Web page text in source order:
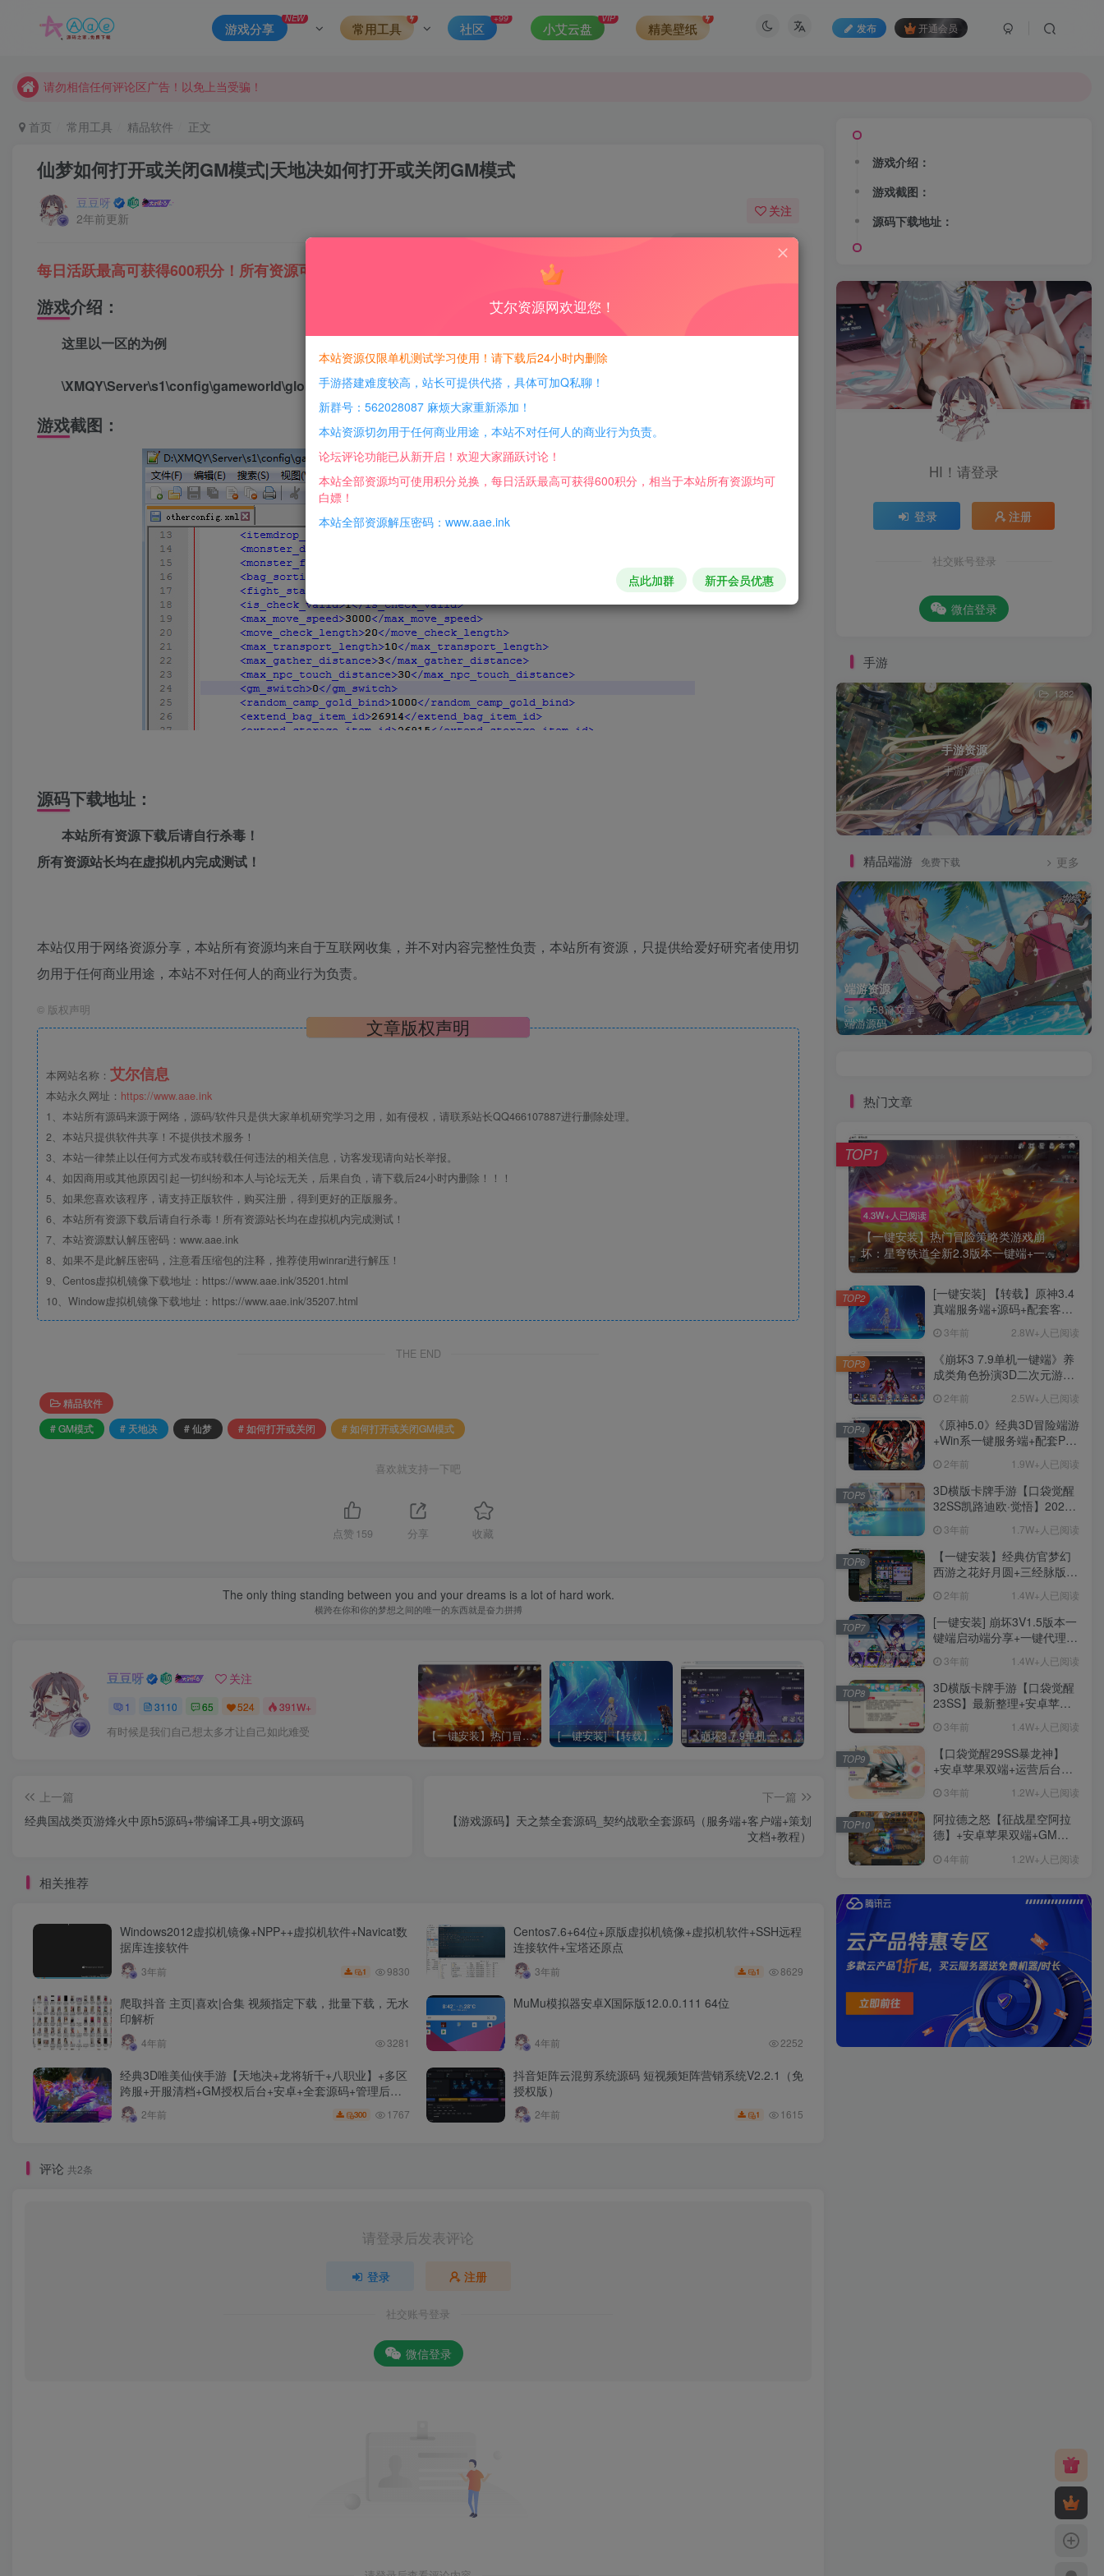
发布 开通会员
游戏分享
NEW
常用工具 社区
+99
小艾云盘
VIP
精美壁纸
本站一律禁止以任何方式发布或转载任何违法的相关信息，访客发现请向站长举报
请勿相信任何评论区广告！以免上当受骗！
首页 常用工具 精品软件 正文
仙梦如何打开或关闭GM模式|天地决如何打开或关闭GM模式
豆豆呀
2年前更新
关注
每日活跃最高可获得600积分！所有资源可以使用积分免费兑换！
游戏介绍：
这里以一区的为例
\XMQY\Server\s1\config\gameworld\globalconfig\otherconfig.xml文件中将gm_switch改为1是开启改为0是关闭
游戏截图：
源码下载地址：
本站所有资源下载后请自行杀毒！
所有资源站长均在虚拟机内完成测试！
本站仅用于网络资源分享，本站所有资源均来自于互联网收集，并不对内容完整性负责，本站所有资源，只提供给爱好研究者使用切
勿用于任何商业用途，本站不对任何人的商业行为负责。
© 版权声明
文章版权声明
本网站名称： 艾尔信息
本站永久网址： https://www.aae.ink
1、本站所有源码来源于网络，源码/软件只是供大家单机研究学习之用，如有侵权，请联系站长QQ466107887进行删除处理。
2、本站只提供软件共享！不提供技术服务！
3、本站一律禁止以任何方式发布或转载任何违法的相关信息，访客发现请向站长举报。
4、如因商用或其他原因引起一切纠纷和本人与论坛无关，后果自负，请下载后24小时内删除！！！
5、如果您喜欢该程序，请支持正版软件，购买注册，得到更好的正版服务。
6、本站所有资源下载后请自行杀毒！所有资源站长均在虚拟机内完成测试！
7、本站资源默认解压密码：www.aae.ink
8、如果不是此解压密码，注意看压缩包的注释，推荐使用winrar进行解压！
9、Centos虚拟机镜像下载地址：https://www.aae.ink/35201.html
10、Window虚拟机镜像下载地址：https://www.aae.ink/35207.html
THE END
精品软件
# GM模式
# 天地决 # 仙梦 # 如何打开或关闭 # 如何打开或关闭GM模式
喜欢就支持一下吧
点赞 159 分享 收藏
The only thing standing between you and your dreams is a lot of hard work.
横跨在你和你的梦想之间的唯一的东西就是奋力拼搏
豆豆呀 关注
1 3110 65 524 391W+
有时候是我们自己想太多才让自己如此难受 【一键安装】热门冒险策略类游戏崩坏：星穹铁道全新2.3版本一键端+一键代理+一键启动+免虚拟机 [一键安装] 【转载】原神3.4真端服务端+源码+配套客户端+详尽说明+GM工具+源码说明文件 《崩坏3 7.9单机一键端》养成类角色扮演3D二次元游戏、单机一键端、全角色可用、无限资源、附带保姆级安装教程 《原神5.0》经典3D冒险端游+Win系一键服务端+配套PC客户端+新版割草机+全系卡池文件 3D横版卡牌手游【口袋觉醒32SS凯路迪欧·觉悟】2023整理Centos手工端服务端+支付对接+安卓苹果双端+运营后台+GM授权后台+代理后台
上一篇
经典国战类页游烽火中原h5源码+带编译工具+明文源码
下一篇
【游戏源码】天之禁全套源码_契约战歌全套源码（服务端+客户端+策划
文档+教程）
相关推荐
Windows2012虚拟机镜像+NPP++虚拟机软件+Navicat数
据库连接软件
3年前 1 9830
Centos7.6+64位+原版虚拟机镜像+虚拟机软件+SSH远程
连接软件+宝塔还原点
3年前 1 8629
爬取抖音 主页|喜欢|合集 视频指定下载，批量下载，无水
印解析
4年前 3281
MuMu模拟器安卓X国际版12.0.0.111 64位
4年前 2252
经典3D唯美仙侠手游【天地决+龙将斩千+八职业】+多区
跨服+开服清档+GM授权后台+安卓+全套源码+管理后台
+详细搭建教程
2年前 300 1767
抖音矩阵云混剪系统源码 短视频矩阵营销系统V2.2.1（免
授权版）
2年前 1 1615
评论 共2条
请登录后发表评论
登录 注册
社交账号登录
微信登录
游戏介绍：
游戏截图：
源码下载地址：
HI！请登录
登录 注册
社交账号登录
微信登录
手游
手游资源
手游源码
1282
精品端游 免费下载 更多
端游资源
1458篇文章
端游源码
热门文章
4.3W+人已阅读
【一键安装】热门冒险策略类游戏崩
坏：星穹铁道全新2.3版本一键端+一...
TOP1
[一键安装] 【转载】原神3.4
真端服务端+源码+配套客户
说明文件
3年前 2.8W+人已阅读
TOP2
《崩坏3 7.9单机一键端》养
成类角色扮演3D二次元游
用、无限资源、附带保姆级
安装教程
2年前 2.5W+人已阅读
TOP3
《原神5.0》经典3D冒险端游
+Win系一键服务端+配套PC
池文件
2年前 1.9W+人已阅读
TOP4
3D横版卡牌手游【口袋觉醒
32SS凯路迪欧·觉悟】2023
+支付对接+安卓苹果双端+运
营后台+GM授权后台+代理
后台
3年前 1.7W+人已阅读
TOP5
【一键安装】经典仿官梦幻
西游之花好月圆+三经脉版本
卡+剧情活动+视频搭建及其
他修改资料
2年前 1.4W+人已阅读
TOP6
[一键安装] 崩坏3V1.5版本一
键端启动端分享+一键代理
ID+详细指令+极简一键修改
3年前 1.4W+人已阅读
TOP7
3D横版卡牌手游【口袋觉醒
23SS】最新整理+安卓苹果
细搭建教程
3年前 1.4W+人已阅读
TOP8
【口袋觉醒29SS暴龙神】
+安卓苹果双端+运营后台
端 3年前 1.2W+人已阅读
TOP9
阿拉德之怒【征战星空阿拉
德】+安卓苹果双端+GM授
+详细教程
4年前 1.2W+人已阅读
TOP10
艾尔资源网欢迎您！
本站资源仅限单机测试学习使用！请下载后24小时内删除
手游搭建难度较高，站长可提供代搭，具体可加Q私聊！
新群号：562028087 麻烦大家重新添加！
本站资源切勿用于任何商业用途，本站不对任何人的商业行为负责。
论坛评论功能已从新开启！欢迎大家踊跃讨论！
本站全部资源均可使用积分兑换，每日活跃最高可获得600积分，相当于本站所有资源均可
白嫖！
本站全部资源解压密码：www.aae.ink
点此加群 新开会员优惠